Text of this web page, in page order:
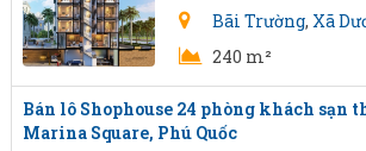
Bãi Trường, Xã
240 m²
Bán lô Shophouse 24 phòng khách sạn
Marina Square, Phú Quốc